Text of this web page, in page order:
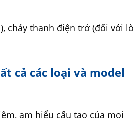
cháy thanh điện trở (đối với lò
cả các loại và model
am hiểu cấu tạo của mọi